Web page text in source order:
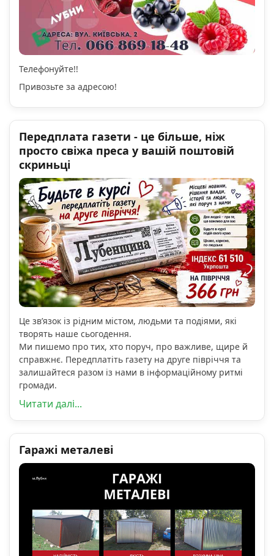
Телефонуйте!!
Привозьте за адресою!
Передплата газети - це більше, ніж
просто свіжа преса у вашій поштовій
скриньці
Це зв’язок із рідним містом, людьми та подіями, які
творять наше сьогодення.
Ми пишемо про тих, хто поруч, про важливе, щире й
справжнє. Передплатіть газету на друге півріччя та
залишайтеся разом із нами в інформаційному ритмі
громади.
Читати далі...
Гаражі металеві